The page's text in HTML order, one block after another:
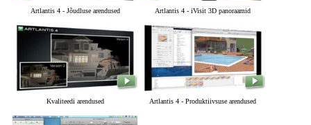
Artlantis 4 - Jõudluse arendused Artlantis 4 - iVisit 3D panoraamid
Kvaliteedi arendused Artlantis 4 - Produktiivsuse arendused